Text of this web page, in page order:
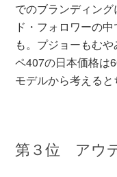
でのブランディン
ド・フォロワーの
も。プジョーもむ
ペ407の日本価格は
モデルから考えると
第３位 アウ